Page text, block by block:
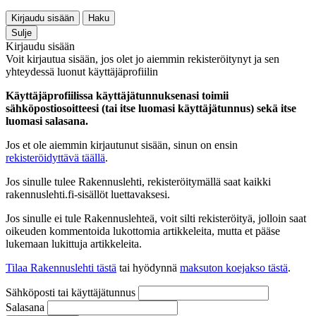
Kirjaudu sisään
Haku
Sulje
Kirjaudu sisään
Voit kirjautua sisään, jos olet jo aiemmin rekisteröitynyt ja sen
yhteydessä luonut käyttäjäprofiilin
Käyttäjäprofiilissa käyttäjätunnuksenasi toimii
sähköpostiosoitteesi (tai itse luomasi käyttäjätunnus) sekä itse
luomasi salasana.
Jos et ole aiemmin kirjautunut sisään, sinun on ensin
rekisteröidyttävä täällä.
Jos sinulle tulee Rakennuslehti, rekisteröitymällä saat kaikki
rakennuslehti.fi-sisällöt luettavaksesi.
Jos sinulle ei tule Rakennuslehteä, voit silti rekisteröityä, jolloin saat
oikeuden kommentoida lukottomia artikkeleita, mutta et pääse
lukemaan lukittuja artikkeleita.
Tilaa Rakennuslehti tästä tai hyödynnä maksuton koejakso tästä.
Sähköposti tai käyttäjätunnus
Salasana